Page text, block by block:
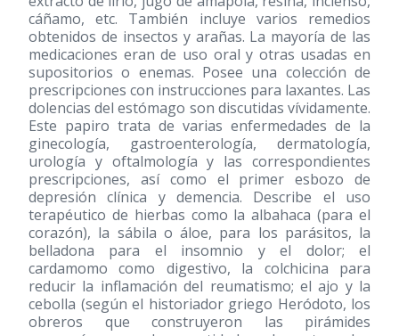
cáñamo, etc. También incluye varios remedios
obtenidos de insectos y arañas. La mayoría de las
medicaciones eran de uso oral y otras usadas en
supositorios o enemas. Posee una colección de
prescripciones con instrucciones para laxantes. Las
dolencias del estómago son discutidas vívidamente.
Este papiro trata de varias enfermedades de la
ginecología, gastroenterología, dermatología,
urología y oftalmología y las correspondientes
prescripciones, así como el primer esbozo de
depresión clínica y demencia. Describe el uso
terapéutico de hierbas como la albahaca (para el
corazón), la sábila o áloe, para los parásitos, la
belladona para el insomnio y el dolor; el
cardamomo como digestivo, la colchicina para
reducir la inflamación del reumatismo; el ajo y la
cebolla (según el historiador griego Heródoto, los
obreros que construyeron las pirámides